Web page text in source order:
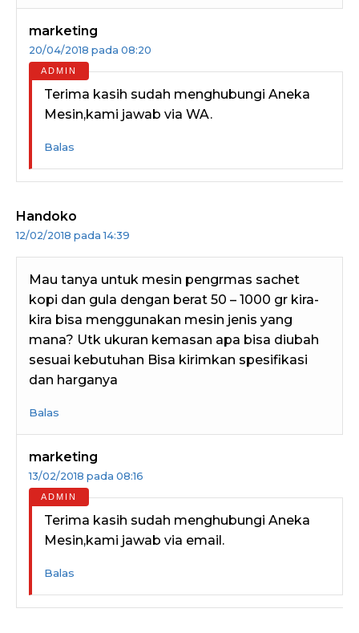
marketing
20/04/2018 pada 08:20
Terima kasih sudah menghubungi Aneka
Mesin,kami jawab via WA.
Balas
Handoko
12/02/2018 pada 14:39
Mau tanya untuk mesin pengrmas sachet
kopi dan gula dengan berat 50 – 1000 gr kira-
kira bisa menggunakan mesin jenis yang
mana? Utk ukuran kemasan apa bisa diubah
sesuai kebutuhan Bisa kirimkan spesifikasi
dan harganya
Balas
marketing
13/02/2018 pada 08:16
Terima kasih sudah menghubungi Aneka
Mesin,kami jawab via email.
Balas